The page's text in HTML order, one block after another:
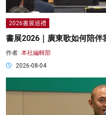
2026書展巡禮
書展2026｜廣東歌如何陪伴
作者: 本社編輯部
2026-08-04